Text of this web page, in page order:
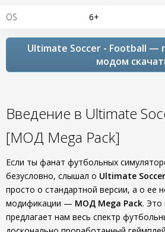
OS 6+
Ultimate Soccer - Football —
модом
Введение в Ultimate
[МОД Mega Pack]
Если ты фанат футбольных
безусловно, слышал о Ultimate
просто о стандартной версии, а о ее
модификации — МОД Mega Pack. Это
предлагает нам весь спектр